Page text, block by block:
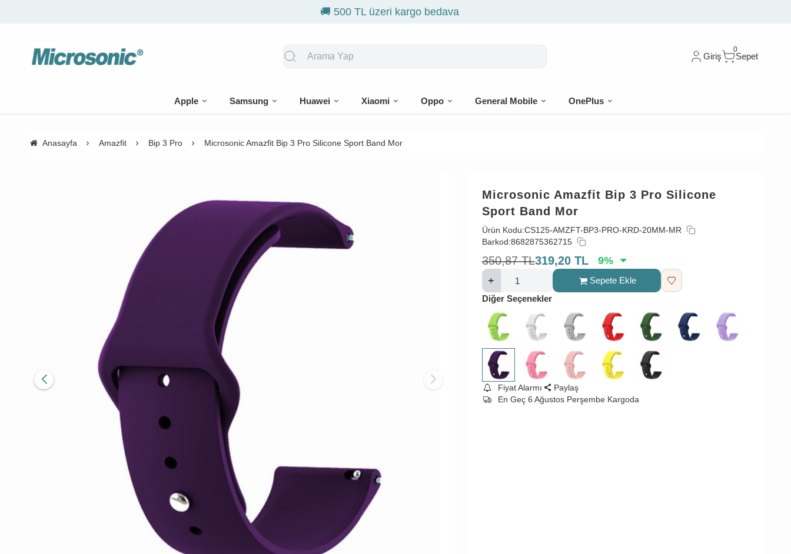
🎁 İlk siparişe %10 indirim
Giriş
0
Sepet
Apple Samsung Huawei Xiaomi Oppo General Mobile OnePlus
Anasayfa Amazfit Bip 3 Pro Microsonic Amazfit Bip 3 Pro Silicone Sport Band Mor
Microsonic Amazfit Bip 3 Pro Silicone
Sport Band Mor
Ürün Kodu:CS125-AMZFT-BP3-PRO-KRD-20MM-MR
Barkod:8682875362715
350,87 TL319,20 TL 9%
Sepete Ekle
Diğer Seçenekler
Fiyat Alarmı
Paylaş
En Geç 6 Ağustos Perşembe Kargoda